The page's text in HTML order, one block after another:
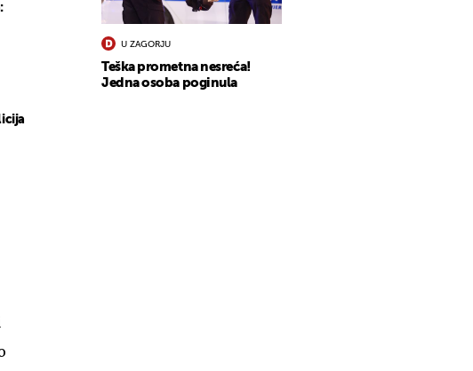
U ZAGORJU
Teška prometna nesreća!
Jedna osoba poginula